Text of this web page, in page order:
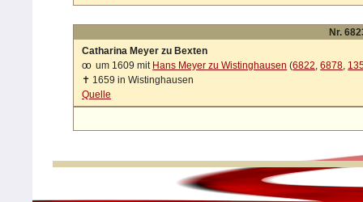
Nr.
Catharina Meyer zu Bexten
oo um 1609 mit Hans Meyer zu Wistinghausen (6822,6878,
✝ 1659 in Wistinghausen
Quelle